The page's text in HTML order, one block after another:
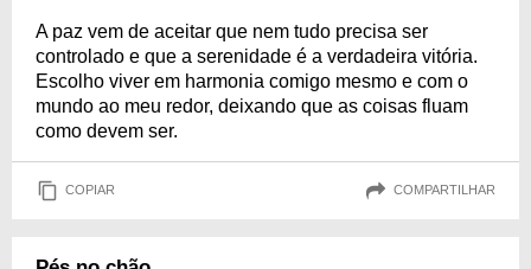
A paz vem de aceitar que nem tudo precisa ser
controlado e que a serenidade é a verdadeira vitória.
Escolho viver em harmonia comigo mesmo e com o
mundo ao meu redor, deixando que as coisas fluam
como devem ser.
COPIAR COMPARTILHAR